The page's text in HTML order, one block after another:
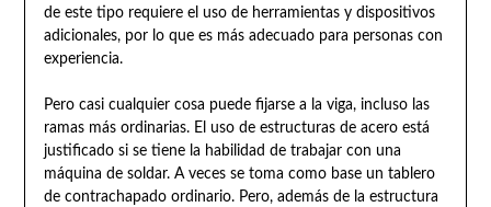
de este tipo requiere el uso de herramientas y dispositivos
adicionales, por lo que es más adecuado para personas con
experiencia.
Pero casi cualquier cosa puede fijarse a la viga, incluso las
ramas más ordinarias. El uso de estructuras de acero está
justificado si se tiene la habilidad de trabajar con una
máquina de soldar. A veces se toma como base un tablero
de contrachapado ordinario. Pero, además de la estructura